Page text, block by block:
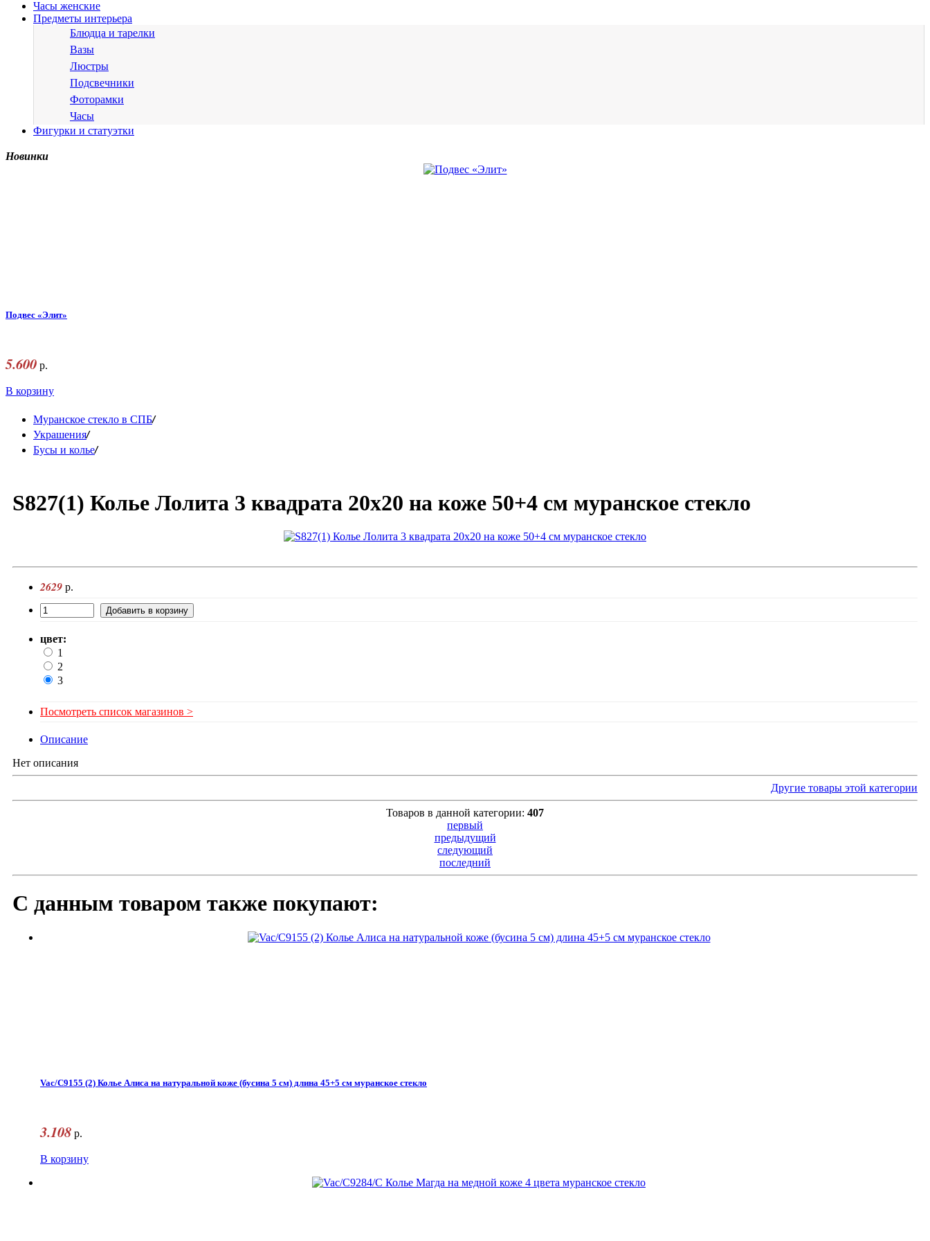
Часы женские
Предметы интерьера
Блюдца и тарелки
Вазы
Люстры
Подсвечники
Фоторамки
Часы
Фигурки и статуэтки
Новинки
Подвес «Элит»
5.600 р.
В корзину
Муранское стекло в СПБ/
Украшения/
Бусы и колье/
S827(1) Колье Лолита 3 квадрата 20х20 на коже 50+4 см муранское стекло
2629 р.
цвет:
1
2
3
Посмотреть список магазинов >
Описание
Нет описания
Другие товары этой категории
Товаров в данной категории: 407
первый
предыдущий
следующий
последний
С данным товаром также покупают:
Vac/С9155 (2) Колье Алиса на натуральной коже (бусина 5 см) длина 45+5 см муранское стекло
3.108 р.
В корзину